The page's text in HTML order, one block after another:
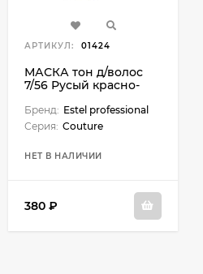
АРТИКУЛ: 01424
МАСКА тон д/волос
7/56 Русый красно-
Бренд: Estel professional
Серия: Couture
НЕТ В НАЛИЧИИ
380 ₽